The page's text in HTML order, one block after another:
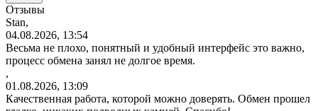
Отзывы
Stan,
04.08.2026, 13:54
Весьма не плохо, понятный и удобный интерфейс это важно,
процесс обмена занял не долгое время.
,
01.08.2026, 13:09
Качественная работа, которой можно доверять. Обмен прошел